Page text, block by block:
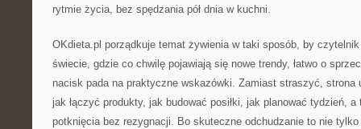
rytmie życia, bez spędzania pół dnia w kuchni.
OKdieta.pl porządkuje temat żywienia w taki sposób, by czytelnik
świecie, gdzie co chwilę pojawiają się nowe trendy, łatwo o
nacisk pada na praktyczne wskazówki. Zamiast straszyć, strona
jak łączyć produkty, jak budować posiłki, jak planować tydzień,
potknięcia bez rezygnacji. Bo skuteczne odchudzanie to nie